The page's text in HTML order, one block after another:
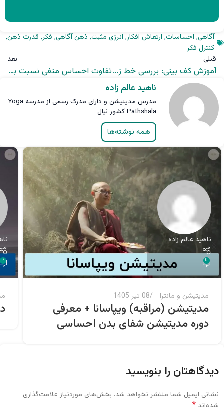
آگاهی, احساسات, ارتعاش افکار, انرژی مثبت, ذهن آگاهی, فکر, قدرت ذهن,
کنترل فکر
قبلی
آموزش کف بینی: بررسی خط زندگی
بعد
تفاوت احساس منفی نسبت به پول و مریضی مثل سرطان
ناهید عالم زاده
مدرس مدیتیشن و دارای مدرک رسمی از مدرسه Yoga
Pathshala کشور نپال
همه نوشته‌ها
ناهید عالم زاده
0
مدیتیشن و مانترا 08 تیر 1405
مدیتیشن (مراقبه) ویپاسانا + معرفی
دوره مدیتیشن شفای بدن احساسی
7
دیدگاهتان را بنویسید
نشانی ایمیل شما منتشر نخواهد شد. بخش‌های موردنیاز علامت‌گذاری
شده‌اند *